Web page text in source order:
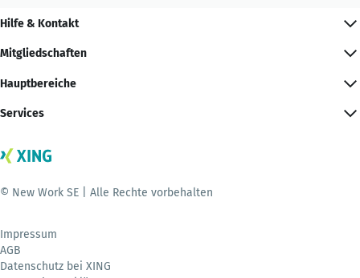
Hilfe & Kontakt
Mitgliedschaften
Hauptbereiche
Services
© New Work SE | Alle Rechte vorbehalten
Impressum
AGB
Datenschutz bei XING